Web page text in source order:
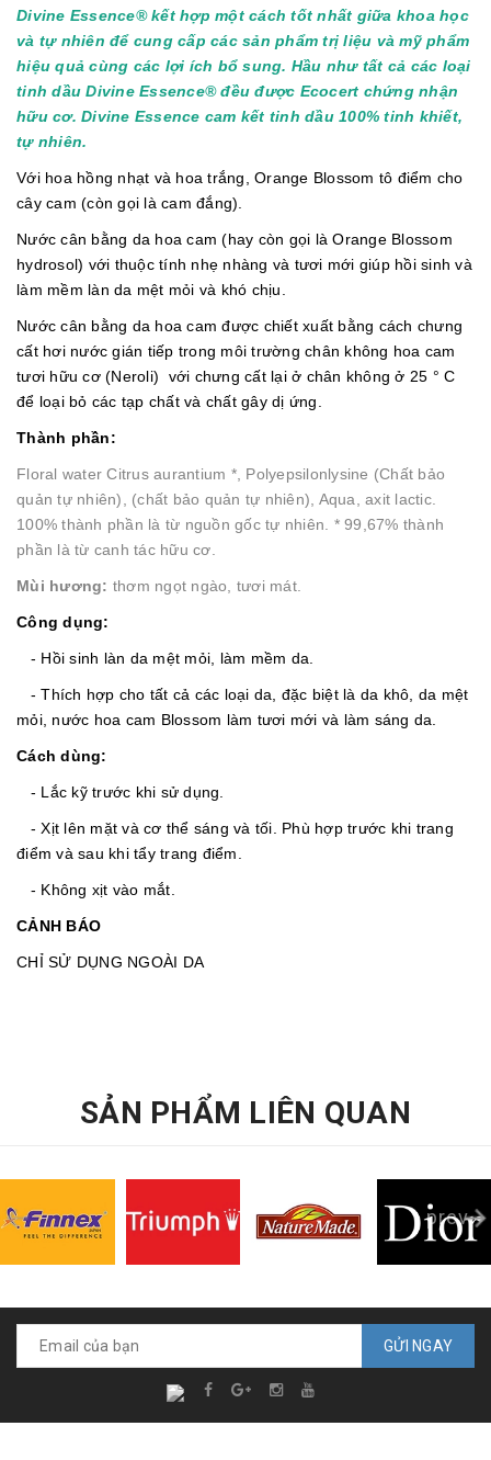
Divine Essence® kết hợp một cách tốt nhất giữa khoa học
và tự nhiên để cung cấp các sản phẩm trị liệu và mỹ phẩm
hiệu quả cùng các lợi ích bổ sung. Hầu như tất cả các loại
tinh dầu Divine Essence® đều được Ecocert chứng nhận
hữu cơ. Divine Essence cam kết tinh dầu 100% tinh khiết,
tự nhiên.
Với hoa hồng nhạt và hoa trắng, Orange Blossom tô điểm cho
cây cam (còn gọi là cam đắng).
Nước cân bằng da hoa cam (hay còn gọi là Orange Blossom
hydrosol) với thuộc tính nhẹ nhàng và tươi mới giúp hồi sinh và
làm mềm làn da mệt mỏi và khó chịu.
Nước cân bằng da hoa cam được chiết xuất bằng cách chưng
cất hơi nước gián tiếp trong môi trường chân không hoa cam
tươi hữu cơ (Neroli) với chưng cất lại ở chân không ở 25 ° C
để loại bỏ các tạp chất và chất gây dị ứng.
Thành phần:
Floral water Citrus aurantium *, Polyepsilonlysine (Chất bảo
quản tự nhiên), (chất bảo quản tự nhiên), Aqua, axit lactic.
100% thành phần là từ nguồn gốc tự nhiên. * 99,67% thành
phần là từ canh tác hữu cơ.
Mùi hương: thơm ngọt ngào, tươi mát.
Công dụng:
- Hồi sinh làn da mệt mỏi, làm mềm da.
- Thích hợp cho tất cả các loại da, đặc biệt là da khô, da mệt
mỏi, nước hoa cam Blossom làm tươi mới và làm sáng da.
Cách dùng:
- Lắc kỹ trước khi sử dụng.
- Xịt lên mặt và cơ thể sáng và tối. Phù hợp trước khi trang
điểm và sau khi tẩy trang điểm.
- Không xịt vào mắt.
CẢNH BÁO
CHỈ SỬ DỤNG NGOÀI DA
SẢN PHẨM LIÊN QUAN
prev
GỬI NGAY